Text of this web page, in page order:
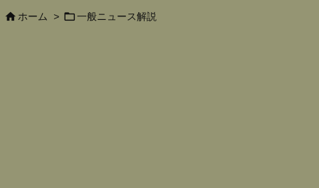
 ホーム >  一般ニュース解説